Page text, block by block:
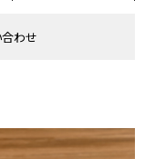
わせ